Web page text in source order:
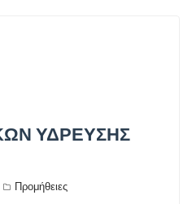
ΥΔΡΕΥΣΗΣ
Προμήθειες